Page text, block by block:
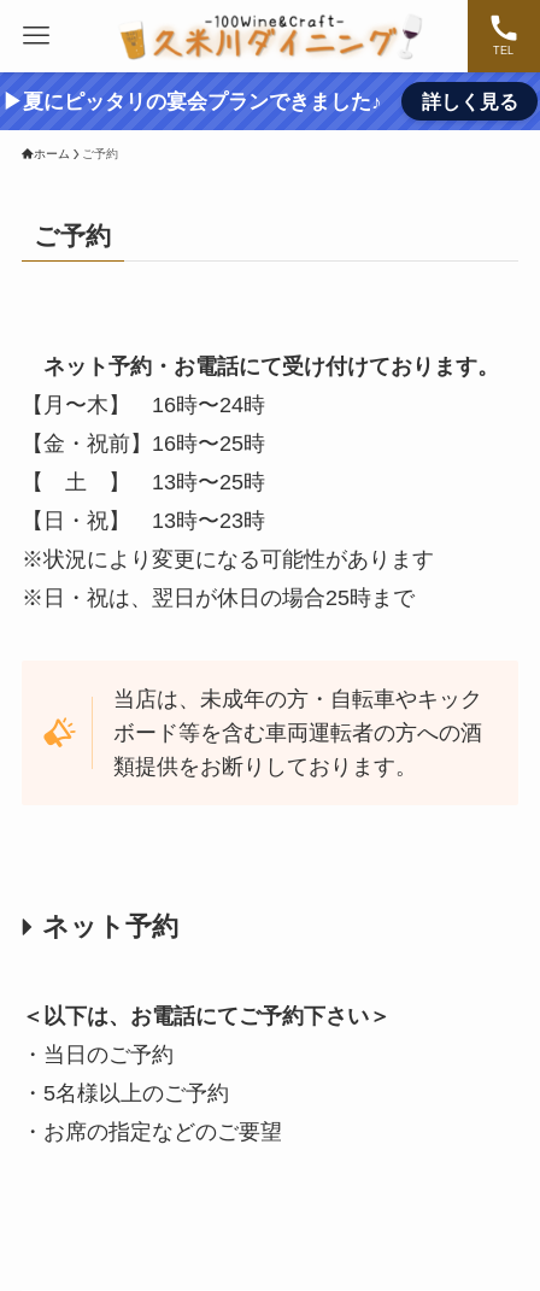
TEL
▶夏にピッタリの宴会プランできました♪ 詳しく見る
ホーム ご予約
ご予約
ネット予約・お電話にて受け付けております。
【月〜木】 16時〜24時
【金・祝前】16時〜25時
【 土 】 13時〜25時
【日・祝】 13時〜23時
※状況により変更になる可能性があります
※日・祝は、翌日が休日の場合25時まで
当店は、未成年の方・自転車やキック
ボード等を含む車両運転者の方への酒
類提供をお断りしております。
ネット予約
＜以下は、お電話にてご予約下さい＞
・当日のご予約
・5名様以上のご予約
・お席の指定などのご要望